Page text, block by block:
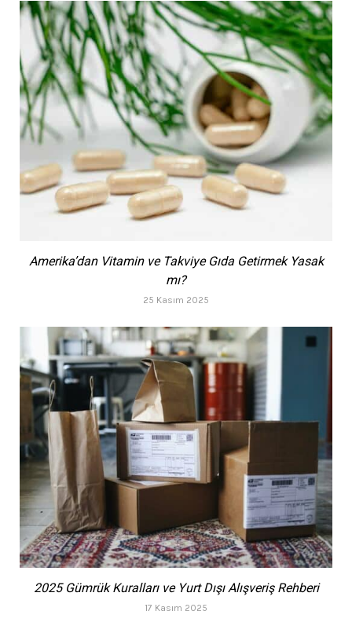
Amerika’dan Vitamin ve Takviye Gıda Getirmek Yasak
mı?
25 Kasım 2025
2025 Gümrük Kuralları ve Yurt Dışı Alışveriş Rehberi
17 Kasım 2025